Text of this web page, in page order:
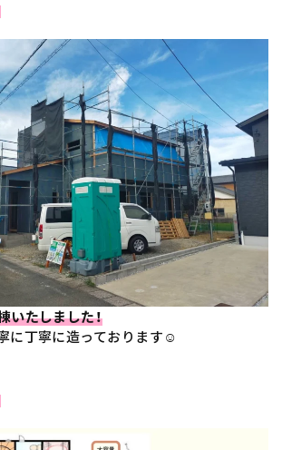
いたしました！
に丁寧に造っております☺